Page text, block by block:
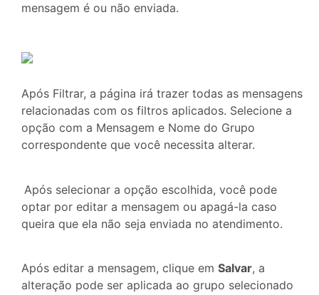
mensagem é ou não enviada.
Após Filtrar, a página irá trazer todas as mensagens
relacionadas com os filtros aplicados. Selecione a
opção com a Mensagem e Nome do Grupo
correspondente que você necessita alterar.
Após selecionar a opção escolhida, você pode
optar por editar a mensagem ou apagá-la caso
queira que ela não seja enviada no atendimento.
Após editar a mensagem, clique em Salvar, a
alteração pode ser aplicada ao grupo selecionado